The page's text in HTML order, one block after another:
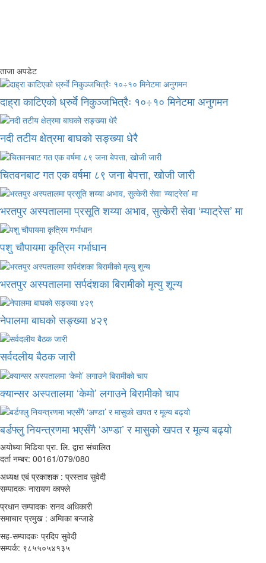
ताजा अपडेट
दाह्रा काटिएको ध्रुर्वे निकुञ्जभित्रैः १०÷१० मिनेटमा अनुगमन
नदी तटीय क्षेत्रमा बाघको सङ्ख्या धेरै
चितवनबाट गत एक वर्षमा ८९ जना बेपत्ता, खोजी जारी
भरतपुर अस्पतालमा प्रसूति शय्या अभाव, सुत्केरी सेवा ‘म्याट्रेस’ मा
पशु चौपायमा कृत्रिम गर्भाधान
भरतपुर अस्पतालमा सर्पदंशका बिरामीको मृत्यु शून्य
नेपालमा बाघको सङ्ख्या ४२९
सर्वदलीय बैठक जारी
क्यान्सर अस्पतालमा ‘केमो’ लगाउने बिरामीको चाप
बर्डफ्लु नियन्त्रणमा भएसँगै ‘अण्डा’ र मासुको खपत र मूल्य बढ्यो
अयोध्या मिडिया प्रा. लि. द्वारा संचालित
दर्ता नम्बर: 00161/079/080
अध्यक्ष एबं प्रकाशक : प्रस्ताव सुवेदी
सम्पादकः नारायण काफ्ले
प्रधान सम्पादकः सनद अधिकारी
समाचार प्रमुख : अम्विका बन्जाडे
सह-सम्पादकः प्रदिप सुवेदी
सम्पर्क: ९८५५०५४१३५